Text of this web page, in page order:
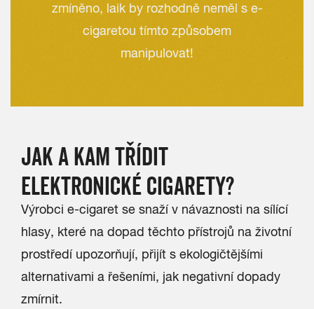
zmíněno, laik by rozhodně neměl s e-
cigaretou tímto způsobem
manipulovat!
JAK A KAM TŘÍDIT
ELEKTRONICKÉ CIGARETY?
Výrobci e-cigaret se snaží v návaznosti na sílící
hlasy, které na dopad těchto přístrojů na životní
prostředí upozorňují, přijít s ekologičtějšími
alternativami a řešeními, jak negativní dopady
zmírnit.